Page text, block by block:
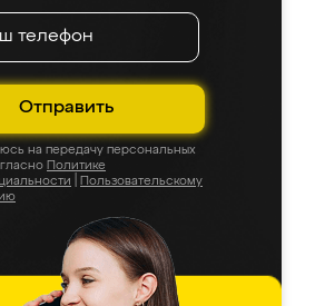
Отправить
на передачу персональных
Политике
Пользовательскому